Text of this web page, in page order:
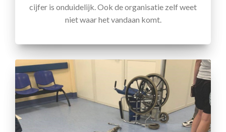
cijfer is onduidelijk. Ook de organisatie zelf weet
niet waar het vandaan komt.